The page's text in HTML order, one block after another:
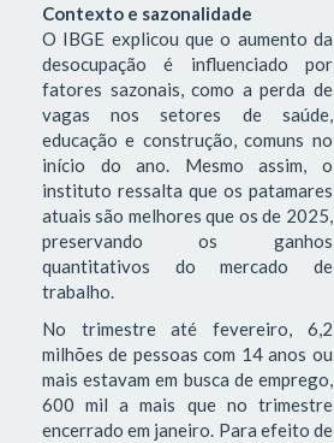
Contexto e sazonalidade
O IBGE explicou que o aumento da
desocupação é influenciado por
fatores sazonais, como a perda de
vagas nos setores de saúde,
educação e construção, comuns no
início do ano. Mesmo assim, o
instituto ressalta que os patamares
atuais são melhores que os de 2025,
preservando os ganhos
quantitativos do mercado de
trabalho.
No trimestre até fevereiro, 6,2
milhões de pessoas com 14 anos ou
mais estavam em busca de emprego,
600 mil a mais que no trimestre
encerrado em janeiro. Para efeito de